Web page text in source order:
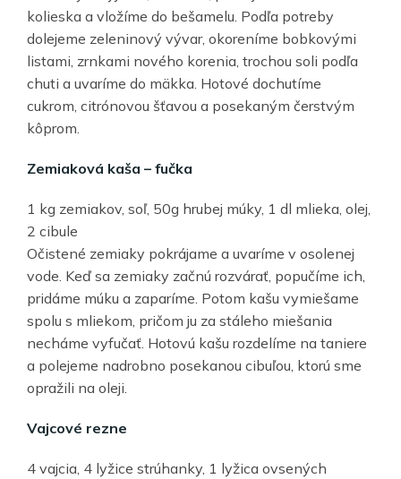
kolieska a vložíme do bešamelu. Podľa potreby
dolejeme zeleninový vývar, okoreníme bobkovými
listami, zrnkami nového korenia, trochou soli podľa
chuti a uvaríme do mäkka. Hotové dochutíme
cukrom, citrónovou šťavou a posekaným čerstvým
kôprom.
Zemiaková kaša – fučka
1 kg zemiakov, soľ, 50g hrubej múky, 1 dl mlieka, olej,
2 cibule
Očistené zemiaky pokrájame a uvaríme v osolenej
vode. Keď sa zemiaky začnú rozvárať, popučíme ich,
pridáme múku a zaparíme. Potom kašu vymiešame
spolu s mliekom, pričom ju za stáleho miešania
necháme vyfučať. Hotovú kašu rozdelíme na taniere
a polejeme nadrobno posekanou cibuľou, ktorú sme
opražili na oleji.
Vajcové rezne
4 vajcia, 4 lyžice strúhanky, 1 lyžica ovsených